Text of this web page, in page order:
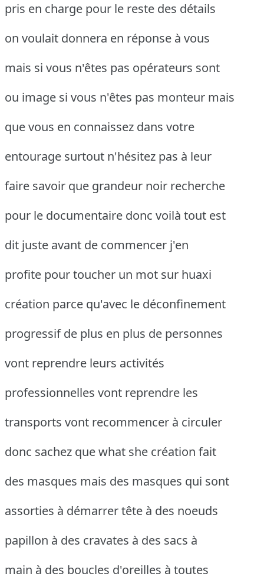
pris en charge pour le reste des détails
on voulait donnera en réponse à vous
mais si vous n'êtes pas opérateurs sont
ou image si vous n'êtes pas monteur mais
que vous en connaissez dans votre
entourage surtout n'hésitez pas à leur
faire savoir que grandeur noir recherche
pour le documentaire donc voilà tout est
dit juste avant de commencer j'en
profite pour toucher un mot sur huaxi
création parce qu'avec le déconfinement
progressif de plus en plus de personnes
vont reprendre leurs activités
professionnelles vont reprendre les
transports vont recommencer à circuler
donc sachez que what she création fait
des masques mais des masques qui sont
assorties à démarrer tête à des noeuds
papillon à des cravates à des sacs à
main à des boucles d'oreilles à toutes